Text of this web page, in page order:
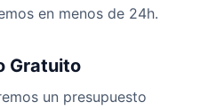
en menos de 24h.
Gratuito
un presupuesto